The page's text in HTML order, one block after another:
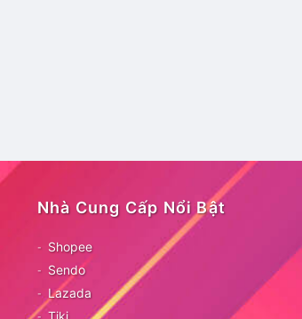
Nhà Cung Cấp Nổi Bật
Shopee
Sendo
Lazada
Tiki